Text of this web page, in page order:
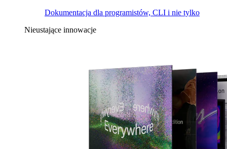
Dokumentacja dla programistów, CLI i nie tylko
Nieustające innowacje